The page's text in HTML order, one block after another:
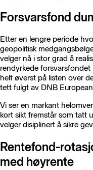
Forsvarsfond
Etter en lengre periode
geopolitisk
velger nå i stor grad å
rendyrkede
helt øverst på listen over
tett fulgt av DNB
Vi ser en markant
kort sikt fremstår som tatt
velger disiplinert å sikre
Rentefond-
med høyrente